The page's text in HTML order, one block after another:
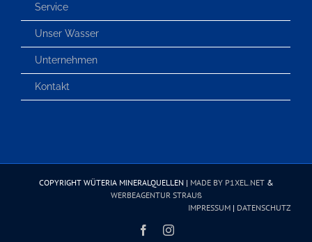
Service
Unser Wasser
Unternehmen
Kontakt
COPYRIGHT WÜTERIA MINERALQUELLEN | MADE BY P1XEL.NET&
WERBEAGENTUR STRAUß
IMPRESSUM | DATENSCHUTZ
FacebookInstagram